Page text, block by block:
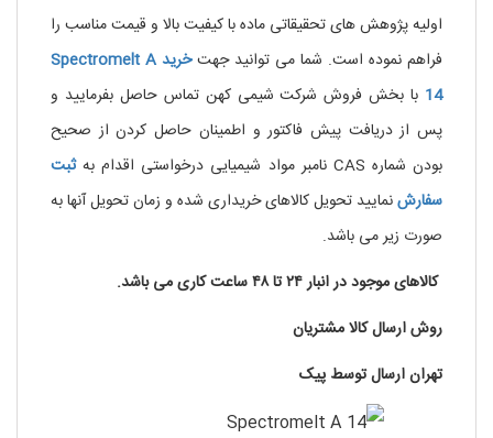
اولیه پژوهش های تحقیقاتی مادهبا کیفیت بالا و قیمت مناسب را
فراهم نموده است. شما می توانید جهت
خرید Spectromelt A
14 با بخش فروش شرکت شیمی کهن تماس حاصل بفرمایید و
پس از دریافت پیش فاکتور و اطمینان حاصل کردن از صحیح
بودن شماره CAS نامبر مواد شیمیایی درخواستی اقدام به
ثبت
سفارشنمایید تحویل کالاهای خریداری شده و زمان تحویل آنها به
صورت زیر می باشد.
کالاهای موجود در انبار ۲۴ تا ۴۸ ساعت کاری می باشد.
روش ارسال کالا مشتریان
تهران ارسال توسط پیک